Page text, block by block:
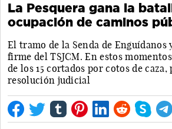
La Pesquera gana la
ocupación de caminos
El tramo de la Senda de Enguídanos
firme del TSJCM. En estos
de los 15 cortados por cotos de caza,
resolución judicial